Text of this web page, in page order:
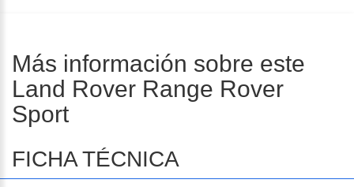
Más información sobre este
Land Rover Range Rover
Sport
FICHA TÉCNICA